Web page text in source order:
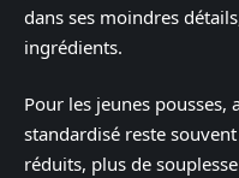
dans ses moindres
ingrédients.
Pour les jeunes pousses,
standardisé reste
réduits, plus de